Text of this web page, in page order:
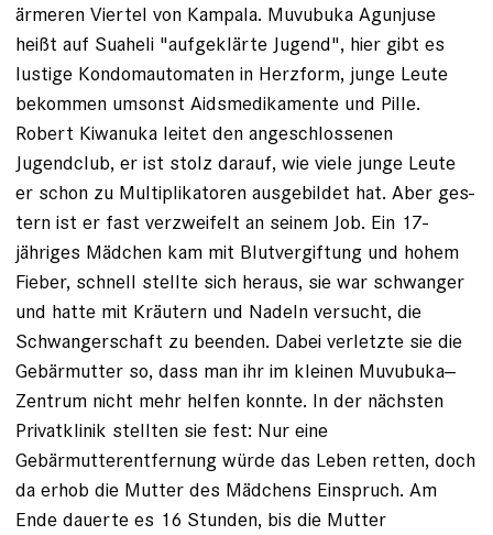
ärmeren Viertel von Kampala. Muvubuka Agunjuse
heißt auf Suaheli "aufgeklärte Jugend", hier gibt es
lustige Kondom­automaten in Herzform, junge Leute
bekommen umsonst Aids­medikamente und ­Pille.
Robert Kiwanuka leitet den angeschlossenen
Jugendclub, er ist stolz darauf, wie viele junge Leute
er schon zu Multiplikatoren ausgebildet hat. Aber ges­
tern ist er fast ver­zweifelt an seinem Job. Ein 17-
jähriges Mädchen kam mit Blutvergiftung und hohem
Fieber, schnell stellte sich heraus, sie war schwanger
und hatte mit Kräutern und Nadeln versucht, die
Schwanger­schaft zu beenden. Dabei verletzte sie die
Gebärmutter so, dass man ihr im kleinen Muvubuka-­
Zentrum nicht mehr helfen konnte. In der nächsten
Privatklinik stellten sie fest: Nur ­eine
Gebärmutterentfernung würde das Leben retten, doch
da erhob die Mutter des Mädchens Einspruch. Am
Ende dauerte es 16 Stunden, bis die Mutter